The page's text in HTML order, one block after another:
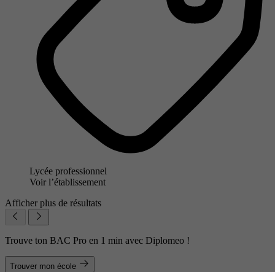
Lycée professionnel
Voir l’établissement
Afficher plus de résultats
Trouve ton BAC Pro en 1 min avec Diplomeo !
Trouver mon école